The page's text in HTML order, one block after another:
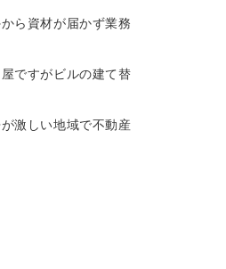
ら資材が届かず業務
ですがビルの建て替
激しい地域で不動産